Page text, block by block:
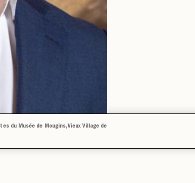
du Musée de Mougins, Vieux Village de